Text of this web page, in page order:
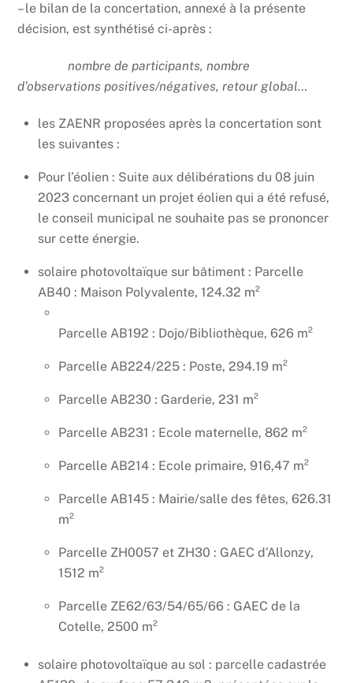
– le bilan de la concertation, annexé à la présente
décision, est synthétisé ci-après :
nombre de participants, nombre
d’observations positives/négatives, retour global…
les ZAENR proposées après la concertation sont
les suivantes :
Pour l’éolien : Suite aux délibérations du 08 juin
2023 concernant un projet éolien qui a été refusé,
le conseil municipal ne souhaite pas se prononcer
sur cette énergie.
solaire photovoltaïque sur bâtiment : Parcelle
AB40 : Maison Polyvalente, 124.32 m²
Parcelle AB192 : Dojo/Bibliothèque, 626 m²
Parcelle AB224/225 : Poste, 294.19 m²
Parcelle AB230 : Garderie, 231 m²
Parcelle AB231 : Ecole maternelle, 862 m²
Parcelle AB214 : Ecole primaire, 916,47 m²
Parcelle AB145 : Mairie/salle des fêtes, 626.31
m²
Parcelle ZH0057 et ZH30 : GAEC d’Allonzy,
1512 m²
Parcelle ZE62/63/54/65/66 : GAEC de la
Cotelle, 2500 m²
solaire photovoltaïque au sol : parcelle cadastrée